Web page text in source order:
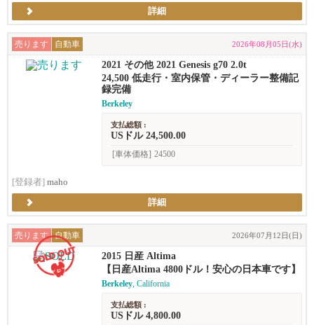
詳細
売ります 自動車 2026年08月05日(水)
2021 その他 2021 Genesis g70 2.0t
24,500 低走行・室内保管・ディーラー整備記
録完備
Berkeley
支払総額 :
USドル 24,500.00
[車体価格] 24500
[登録者] maho
詳細
売ります 自動車 2026年07月12日(日)
2015 日産 Altima
【日産Altima 4800ドル！安心の日本車です】
Berkeley, California
支払総額 :
USドル 4,800.00